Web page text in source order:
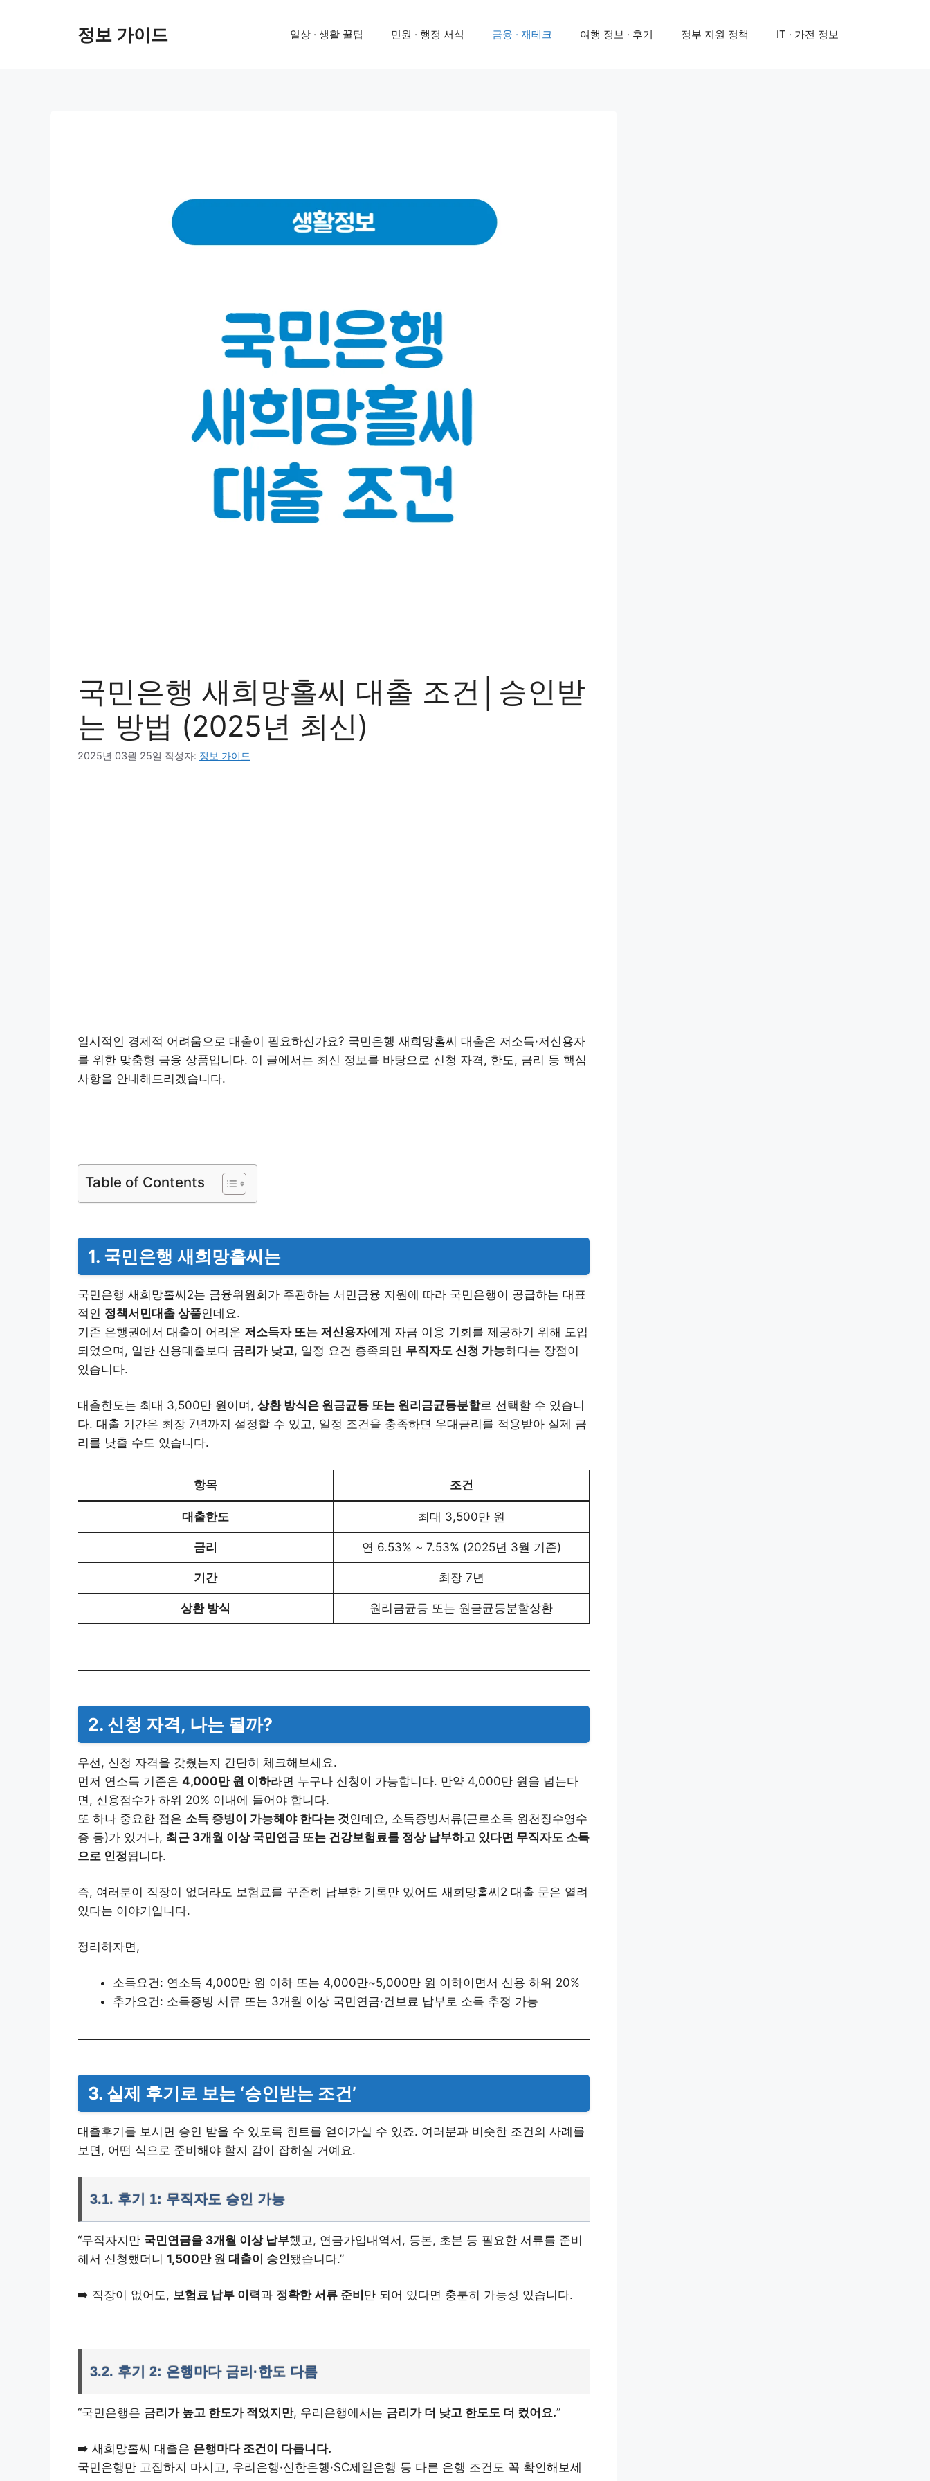
정보 가이드 일상 · 생활 꿀팁 민원 · 행정 서식 금융 · 재테크 여행 정보 · 후기 정부 지원 정책 IT · 가전 정보
국민은행 새희망홀씨 대출 조건│승인받
는 방법 (2025년 최신)
2025년 03월 25일 작성자: 정보 가이드
일시적인 경제적 어려움으로 대출이 필요하신가요? 국민은행 새희망홀씨 대출은 저소득·저신용자
를 위한 맞춤형 금융 상품입니다. 이 글에서는 최신 정보를 바탕으로 신청 자격, 한도, 금리 등 핵심
사항을 안내해드리겠습니다.
Table of Contents
1. 국민은행 새희망홀씨는
국민은행 새희망홀씨2는 금융위원회가 주관하는 서민금융 지원에 따라 국민은행이 공급하는 대표
적인 정책서민대출 상품인데요.
기존 은행권에서 대출이 어려운 저소득자 또는 저신용자에게 자금 이용 기회를 제공하기 위해 도입
되었으며, 일반 신용대출보다 금리가 낮고, 일정 요건 충족되면 무직자도 신청 가능하다는 장점이
있습니다.
대출한도는 최대 3,500만 원이며, 상환 방식은 원금균등 또는 원리금균등분할로 선택할 수 있습니
다. 대출 기간은 최장 7년까지 설정할 수 있고, 일정 조건을 충족하면 우대금리를 적용받아 실제 금
리를 낮출 수도 있습니다.
항목 조건
대출한도 최대 3,500만 원
금리 연 6.53% ~ 7.53% (2025년 3월 기준)
기간 최장 7년
상환 방식 원리금균등 또는 원금균등분할상환
2. 신청 자격, 나는 될까?
우선, 신청 자격을 갖췄는지 간단히 체크해보세요.
먼저 연소득 기준은 4,000만 원 이하라면 누구나 신청이 가능합니다. 만약 4,000만 원을 넘는다
면, 신용점수가 하위 20% 이내에 들어야 합니다.
또 하나 중요한 점은 소득 증빙이 가능해야 한다는 것 인데요, 소득증빙서류(근로소득 원천징수영수
증 등)가 있거나, 최근 3개월 이상 국민연금 또는 건강보험료를 정상 납부하고 있다면 무직자도 소득
으로 인정됩니다.
즉, 여러분이 직장이 없더라도 보험료를 꾸준히 납부한 기록만 있어도 새희망홀씨2 대출 문은 열려
있다는 이야기입니다.
정리하자면,
소득요건: 연소득 4,000만 원 이하 또는 4,000만~5,000만 원 이하이면서 신용 하위 20%
추가요건: 소득증빙 서류 또는 3개월 이상 국민연금·건보료 납부로 소득 추정 가능
3. 실제 후기로 보는 ‘승인받는 조건’
대출후기를 보시면 승인 받을 수 있도록 힌트를 얻어가실 수 있죠. 여러분과 비슷한 조건의 사례를
보면, 어떤 식으로 준비해야 할지 감이 잡히실 거예요.
3.1. 후기 1: 무직자도 승인 가능
“무직자지만 국민연금을 3개월 이상 납부했고, 연금가입내역서, 등본, 초본 등 필요한 서류를 준비
해서 신청했더니 1,500만 원 대출이 승인됐습니다.”
➡️ 직장이 없어도, 보험료 납부 이력과 정확한 서류 준비만 되어 있다면 충분히 가능성 있습니다.
3.2. 후기 2: 은행마다 금리·한도 다름
“국민은행은 금리가 높고 한도가 적었지만, 우리은행에서는 금리가 더 낮고 한도도 더 컸어요.”
➡️ 새희망홀씨 대출은 은행마다 조건이 다릅니다.
국민은행만 고집하지 마시고, 우리은행·신한은행·SC제일은행 등 다른 은행 조건도 꼭 확인해보세